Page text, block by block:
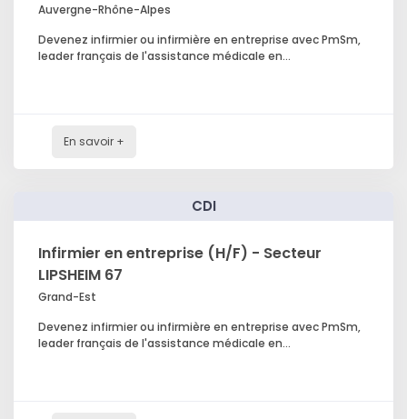
Auvergne-Rhône-Alpes
Devenez infirmier ou infirmière en entreprise avec PmSm,
leader français de l'assistance médicale en...
En savoir +
CDI
Infirmier en entreprise (H/F) - Secteur
LIPSHEIM 67
Grand-Est
Devenez infirmier ou infirmière en entreprise avec PmSm,
leader français de l'assistance médicale en...